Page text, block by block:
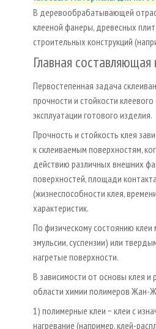
В деревообрабатывающей
клееной фанеры, древесных
строительных конструкций
Главная составляющая
Первостепенная задача
прочности и стойкости
эксплуатации готового изделия.
Прочность и стойкость клея
к склеиваемым поверхностям,
действию различных внешних
поверхностей, площади
(жизнеспособности клея,
характеристик.
По физическому состоянию
эмульсии, суспензии) или
нагретые поверхности.
В зависимости от основы клея и
области химии полимеров Жан-
1) полимерные клеи − клеи с
нагревание (например, клей-